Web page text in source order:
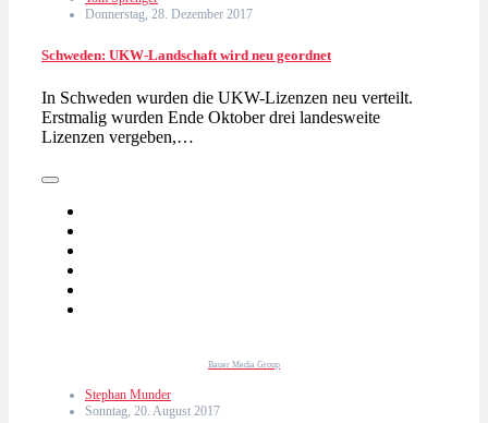
Donnerstag, 28. Dezember 2017
Schweden: UKW-Landschaft wird neu geordnet
In Schweden wurden die UKW-Lizenzen neu verteilt.
Erstmalig wurden Ende Oktober drei landesweite
Lizenzen vergeben,…
Bauer Media Group
Stephan Munder
Sonntag, 20. August 2017